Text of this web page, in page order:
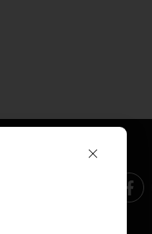
Volg ons